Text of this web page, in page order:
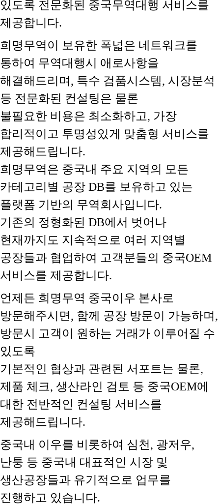
있도록 전문화된 중국무역대행 서비스를
제공합니다.
희명무역이 보유한 폭넓은 네트워크를
통하여 무역대행시 애로사항을
해결해드리며, 특수 검품시스템, 시장분석
등 전문화된 컨설팅은 물론
불필요한 비용은 최소화하고, 가장
합리적이고 투명성있게 맞춤형 서비스를
제공해드립니다.
희명무역은 중국내 주요 지역의 모든
카테고리별 공장 DB를 보유하고 있는
플랫폼 기반의 무역회사입니다.
기존의 정형화된 DB에서 벗어나
현재까지도 지속적으로 여러 지역별
공장들과 협업하여 고객분들의 중국OEM
서비스를 제공합니다.
언제든 희명무역 중국이우 본사로
방문해주시면, 함께 공장 방문이 가능하며,
방문시 고객이 원하는 거래가 이루어질 수
있도록
기본적인 협상과 관련된 서포트는 물론,
제품 체크, 생산라인 검토 등 중국OEM에
대한 전반적인 컨설팅 서비스를
제공해드립니다.
중국내 이우를 비롯하여 심천, 광저우,
난퉁 등 중국내 대표적인 시장 및
생산공장들과 유기적으로 업무를
진행하고 있습니다.